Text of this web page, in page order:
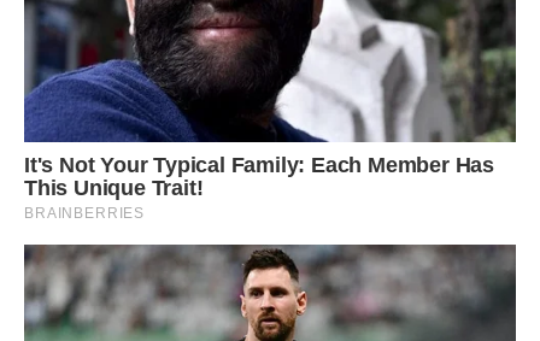
Ранком я поклала ключі на тумбочку. Він ще спав, мабуть,
бачив сни про ідеальне батьківство. А я йшла вулицею,
вдихала вологе повітря і вперше за десять років